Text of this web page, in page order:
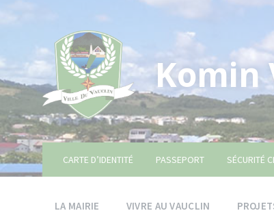
Komin
CARTE D’IDENTITÉ PASSEPORT SÉCURITÉ
LA MAIRIE VIVRE AU VAUCLIN